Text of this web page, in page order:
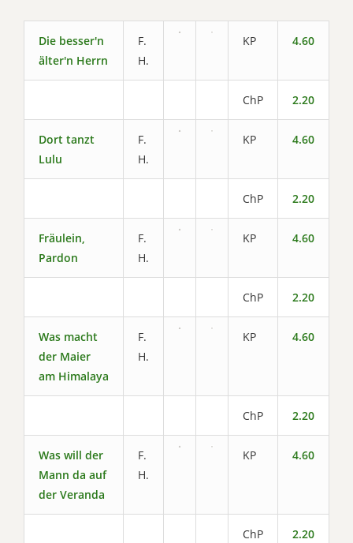
Die besser'n
älter'n Herrn
F.
H.
KP 4.60
ChP 2.20
Dort tanzt
Lulu
F.
H.
KP 4.60
ChP 2.20
Fräulein,
Pardon
F.
H.
KP 4.60
ChP 2.20
Was macht
der Maier
am Himalaya
F.
H.
KP 4.60
ChP 2.20
Was will der
Mann da auf
der Veranda
F.
H.
KP 4.60
ChP 2.20